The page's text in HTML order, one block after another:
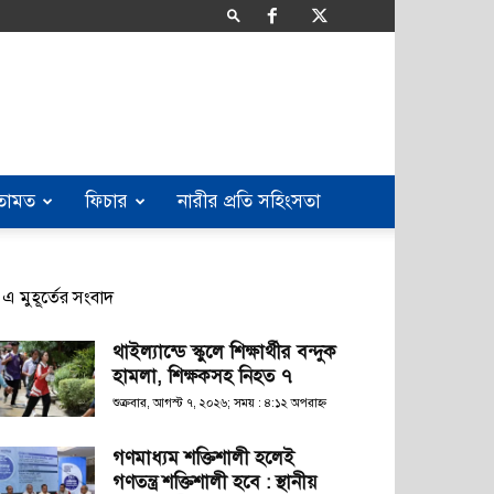
ফিচার নারীর প্রতি সহিংসতা
এ মুহূর্তের সংবাদ
থাইল্যান্ডে স্কুলে শিক্ষার্থীর বন্দুক
হামলা, শিক্ষকসহ নিহত ৭
শুক্রবার, আগস্ট ৭, ২০২৬; সময় : ৪:১২ অপরাহ্ণ
গণমাধ্যম শক্তিশালী হলেই
গণতন্ত্র শক্তিশালী হবে : স্থানীয়